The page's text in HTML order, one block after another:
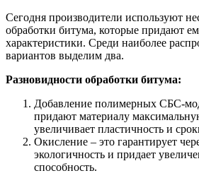
Сегодня производители используют
обработки битума, которые придают
характеристики. Среди наиболее
вариантов выделим два.
Разновидности обработки битума:
Добавление полимерных СБС-
придают материалу
увеличивает пластичность и
Окисление – это гарантирует
экологичность и придает
способность.